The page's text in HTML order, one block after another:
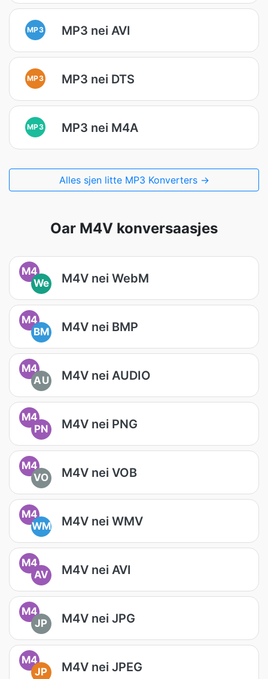
MP3 MP3 nei AVI
MP3 MP3 nei DTS
MP3 MP3 nei M4A
Alles sjen litte MP3 Konverters →
Oar M4V konversaasjes
M4
We
M4V nei WebM
M4
BM
M4V nei BMP
M4
AU
M4V nei AUDIO
M4
PN
M4V nei PNG
M4
VO
M4V nei VOB
M4
WM
M4V nei WMV
M4
AV
M4V nei AVI
M4
JP
M4V nei JPG
M4
JP
M4V nei JPEG